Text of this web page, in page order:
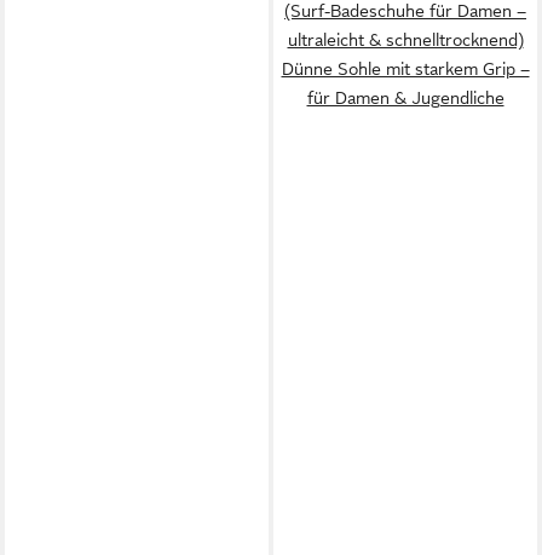
(Surf-Badeschuhe für Damen –
ultraleicht & schnelltrocknend)
Dünne Sohle mit starkem Grip –
für Damen & Jugendliche